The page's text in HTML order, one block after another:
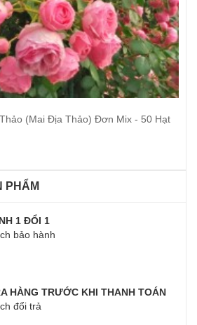
Thêm vào giỏ hàng
(Mai Địa Thảo) Đơn Mix - 50 Hạt
PHẨM
1 ĐỔI 1
bảo hành
HÀNG TRƯỚC KHI THANH TOÁN
đổi trả